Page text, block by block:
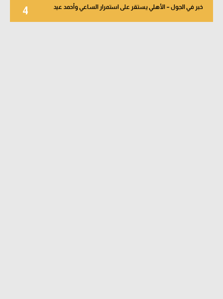
4 خبر في الجول – الأهلي يستقر على استمرار الساعي وأحمد عيد